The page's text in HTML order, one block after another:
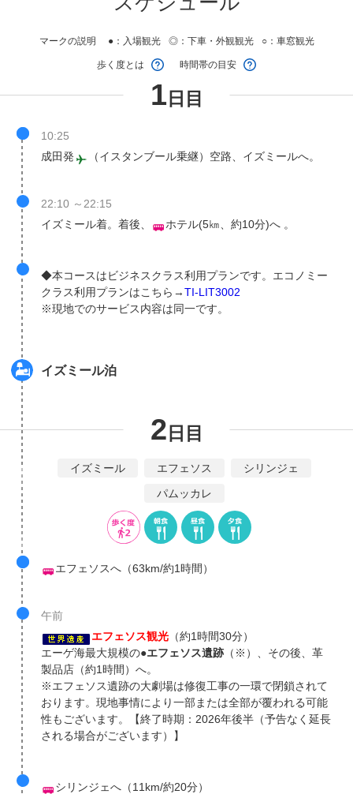
マークの説明 ●： 入場観光 ◎： 下車・外観観光 ○： 車窓観光
歩く度とは 時間帯の目安
1 日目
10:25
成田発
（イスタンブール乗継）空路、イズミールへ。
22:10 ～22:15
イズミール着。着後、
ホテル(5㎞、約10分)へ 。
◆本コースはビジネスクラス利用プランです。エコノミー
クラス利用プランはこちら→TI-LIT3002
※現地でのサービス内容は同一です。
イズミール泊
2 日目
イズミール エフェソス
シリンジェ
パムッカレ
エフェソスへ（63km/約1時間）
午前
エフェソス観光 （約1時間30分）
エーゲ海最大規模の●エフェソス遺跡 （※）、その後、革
製品店（約1時間）へ。
※エフェソス遺跡の大劇場は修復工事の一環で閉鎖されて
おります。現地事情により一部または全部が覆われる可能
性もございます。【終了時期：2026年後半（予告なく延長
される場合がございます）】
シリンジェへ（11km/約20分）